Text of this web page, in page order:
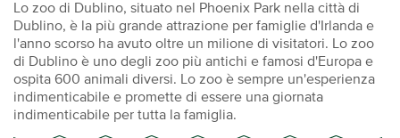
Lo zoo di Dublino, situato nel Phoenix Park nella città di
Dublino, è la più grande attrazione per famiglie d'Irlanda e
l'anno scorso ha avuto oltre un milione di visitatori. Lo zoo
di Dublino è uno degli zoo più antichi e famosi d'Europa e
ospita 600 animali diversi. Lo zoo è sempre un'esperienza
indimenticabile e promette di essere una giornata
indimenticabile per tutta la famiglia.